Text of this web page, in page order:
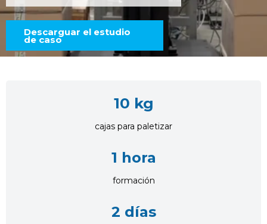
Descarguar el estudio
de caso
10 kg
cajas para paletizar
1 hora
formación
2 días